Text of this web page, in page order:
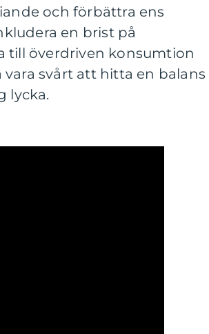
och förbättra ens
en brist på
till överdriven konsumtion
svårt att hitta en balans
lycka.